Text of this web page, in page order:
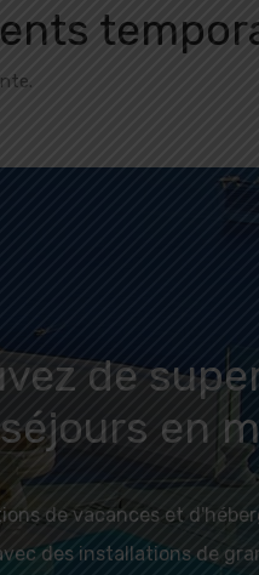
de
en
de vacances et
des installations de